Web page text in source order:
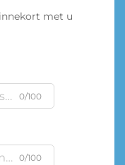
met u
0/100
0/100